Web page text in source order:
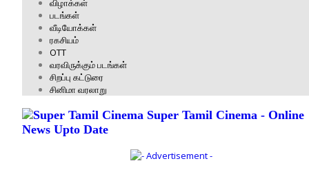
விழாக்கள்
படங்கள்
வீடியோக்கள்
ரகசியம்
OTT
வரவிருக்கும் படங்கள்
சிறப்பு கட்டுரை
சினிமா வரலாறு
Super Tamil Cinema - Online
News Upto Date